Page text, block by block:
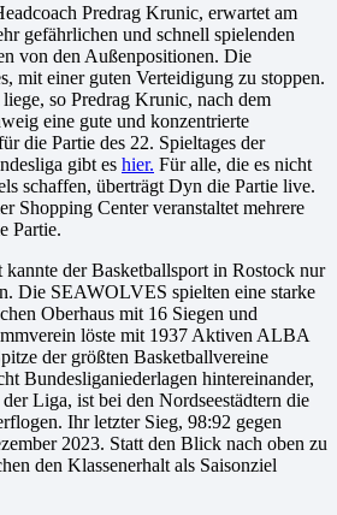
Predrag Krunic, erwartet am
gefährlichen und schnell spielenden
von den Außenpositionen. Die
mit einer guten Verteidigung zu stoppen.
so Predrag Krunic, nach dem
eine gute und konzentrierte
die Partie des 22. Spieltages der
gibt es hier. Für alle, die es nicht
schaffen, überträgt Dyn die Partie live.
Shopping Center veranstaltet mehrere
Partie.
kannte der Basketballsport in Rostock nur
Die SEAWOLVES spielten eine starke
Oberhaus mit 16 Siegen und
löste mit 1937 Aktiven ALBA
der größten Basketballvereine
Bundesliganiederlagen hintereinander,
Liga, ist bei den Nordseestädtern die
Ihr letzter Sieg, 98:92 gegen
2023. Statt den Blick nach oben zu
den Klassenerhalt als Saisonziel